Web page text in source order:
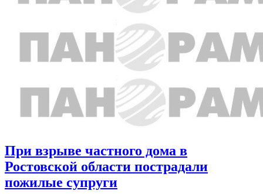
При взрыве частного дома в
Ростовской области пострадали
пожилые супруги